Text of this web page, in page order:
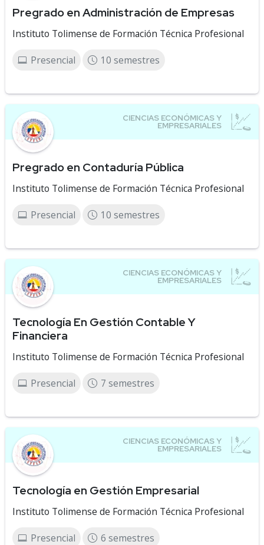
Pregrado en Administración de Empresas
Instituto Tolimense de Formación Técnica Profesional
Presencial 10 semestres
Pregrado en Contaduría Pública
Instituto Tolimense de Formación Técnica Profesional
Presencial 10 semestres
Tecnología En Gestión Contable Y
Financiera
Instituto Tolimense de Formación Técnica Profesional
Presencial 7 semestres
Tecnología en Gestión Empresarial
Instituto Tolimense de Formación Técnica Profesional
Presencial 6 semestres